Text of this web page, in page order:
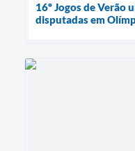
16º Jogos de Verão
disputadas em